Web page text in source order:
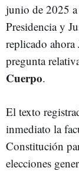
junio de 2025
Presidencia y
replicado ahora
pregunta
Cuerpo.
El texto
inmediato la
Constitución
elecciones